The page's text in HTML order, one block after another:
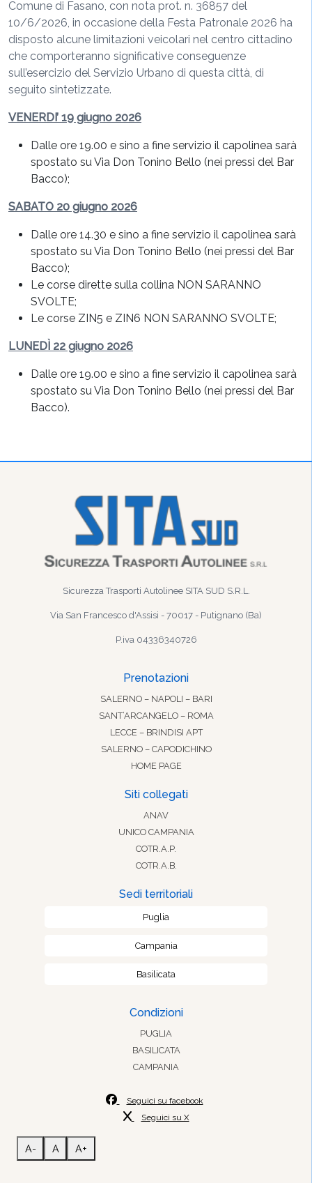
Comune di Fasano, con nota prot. n. 36857 del
10/6/2026, in occasione della Festa Patronale 2026 ha
disposto alcune limitazioni veicolari nel centro cittadino
che comporteranno significative conseguenze
sull’esercizio del Servizio Urbano di questa città, di
seguito sintetizzate.
VENERDI’ 19 giugno 2026
Dalle ore 19.00 e sino a fine servizio il capolinea sarà
spostato su Via Don Tonino Bello (nei pressi del Bar
Bacco);
SABATO 20 giugno 2026
Dalle ore 14.30 e sino a fine servizio il capolinea sarà
spostato su Via Don Tonino Bello (nei pressi del Bar
Bacco);
Le corse dirette sulla collina NON SARANNO
SVOLTE;
Le corse ZIN5 e ZIN6 NON SARANNO SVOLTE;
LUNEDÌ 22 giugno 2026
Dalle ore 19.00 e sino a fine servizio il capolinea sarà
spostato su Via Don Tonino Bello (nei pressi del Bar
Bacco).
Sicurezza Trasporti Autolinee SITA SUD S.R.L.
Via San Francesco d'Assisi - 70017 - Putignano (Ba)
P.iva 04336340726
Prenotazioni
SALERNO – NAPOLI – BARI
SANT’ARCANGELO – ROMA
LECCE – BRINDISI APT
SALERNO – CAPODICHINO
HOME PAGE
Siti collegati
ANAV
UNICO CAMPANIA
COTR.A.P.
COTR.A.B.
Sedi territoriali
Puglia
Campania
Basilicata
Condizioni
PUGLIA
BASILICATA
CAMPANIA
Seguici su facebook
Seguici su X
A- A A+